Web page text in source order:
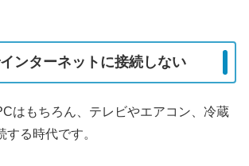
ンターネットに接続しない
はもちろん、テレビやエアコン、冷蔵
る時代です。